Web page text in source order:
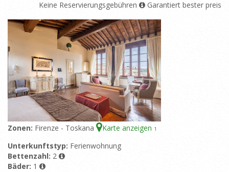
Keine Reservierungsgebühren
Garantiert bester preis
Zonen: Firenze - Toskana Karte anzeigen 1
Unterkunftstyp: Ferienwohnung
Bettenzahl: 2
Bäder: 1